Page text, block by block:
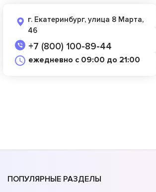
г. Екатеринбург, улица 8 Марта,
46
+7 (800) 100-89-44
ежедневно с 09:00 до 21:00
ПОПУЛЯРНЫЕ РАЗДЕЛЫ